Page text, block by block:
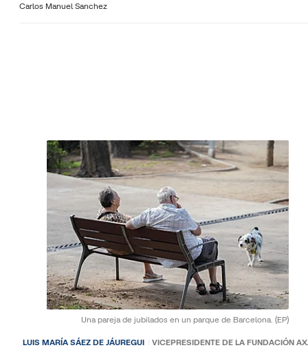
Carlos Manuel Sanchez
Una pareja de jubilados en un parque de Barcelona. (EP)
LUIS MARÍA SÁEZ DE JÁUREGUI VICEPRESIDENTE DE LA FUNDACIÓN